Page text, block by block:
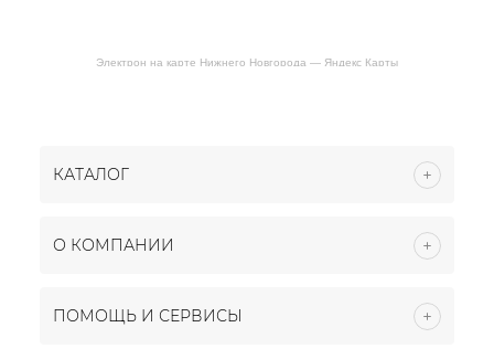
Электрон на карте Нижнего Новгорода — Яндекс Карты
КАТАЛОГ
О КОМПАНИИ
ПОМОЩЬ И СЕРВИСЫ